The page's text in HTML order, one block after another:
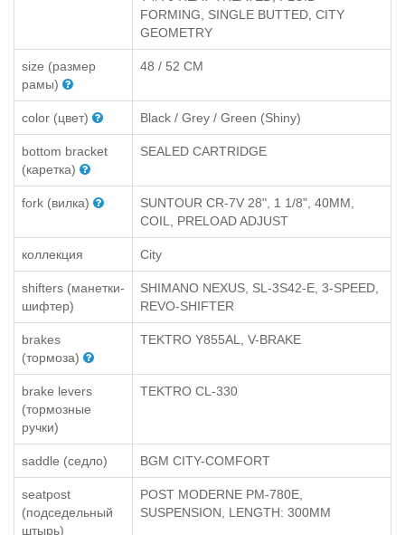
FORMING, SINGLE BUTTED, CITY
GEOMETRY
size (размер
рамы)
48 / 52 CM
color (цвет) Black / Grey / Green (Shiny)
bottom bracket
(каретка)
SEALED CARTRIDGE
fork (вилка)
SUNTOUR CR-7V 28", 1 1/8", 40MM,
COIL, PRELOAD ADJUST
коллекция City
shifters (манетки-
шифтер)
SHIMANO NEXUS, SL-3S42-E, 3-SPEED,
REVO-SHIFTER
brakes
(тормоза)
TEKTRO Y855AL, V-BRAKE
brake levers
(тормозные
ручки)
TEKTRO CL-330
saddle (седло) BGM CITY-COMFORT
seatpost
(подседельный
штырь)
POST MODERNE PM-780E,
SUSPENSION, LENGTH: 300MM